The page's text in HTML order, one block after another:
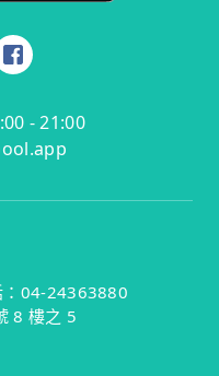
- 21:00
：04-24363880
8 樓之 5